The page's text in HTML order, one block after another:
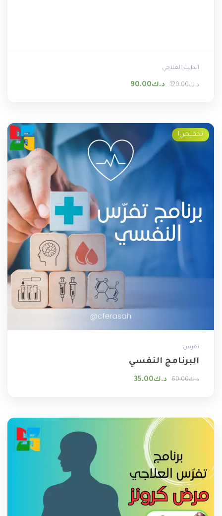
الدايت العلاجي
د.ك120.00 السعر الأصلي هو: د.ك120.00.
د.ك90.00
تخفيض!
تفرس
البرنامج النفسي
د.ك60.00 السعر الأصلي هو: د.ك60.00.
د.ك35.00السعر الحالي هو: د.ك35.00.